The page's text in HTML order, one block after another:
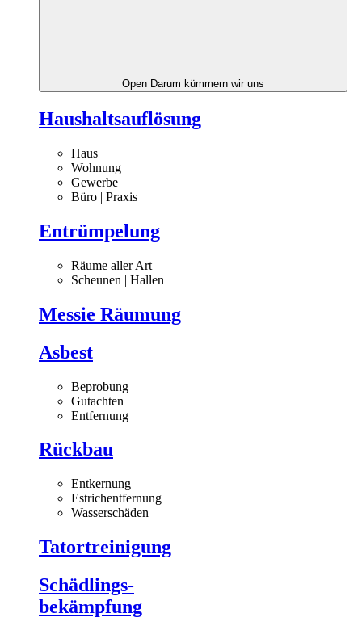
Open Darum kümmern wir uns
Haushaltsauflösung
Haus
Wohnung
Gewerbe
Büro | Praxis
Entrümpelung
Räume aller Art
Scheunen | Hallen
Messie Räumung
Asbest
Beprobung
Gutachten
Entfernung
Rückbau
Entkernung
Estrichentfernung
Wasserschäden
Tatortreinigung
Schädlings-
bekämpfung